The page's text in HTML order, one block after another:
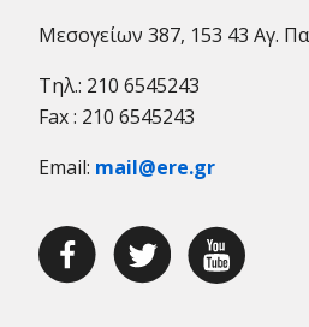
Μεσογείων 387, 153 43 Αγ.
Τηλ.: 210 6545243
Fax : 210 6545243
Email: mail@ere.gr